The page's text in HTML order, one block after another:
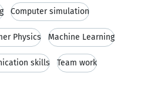
Computer simulation
Physics Machine Learning
skills Team work